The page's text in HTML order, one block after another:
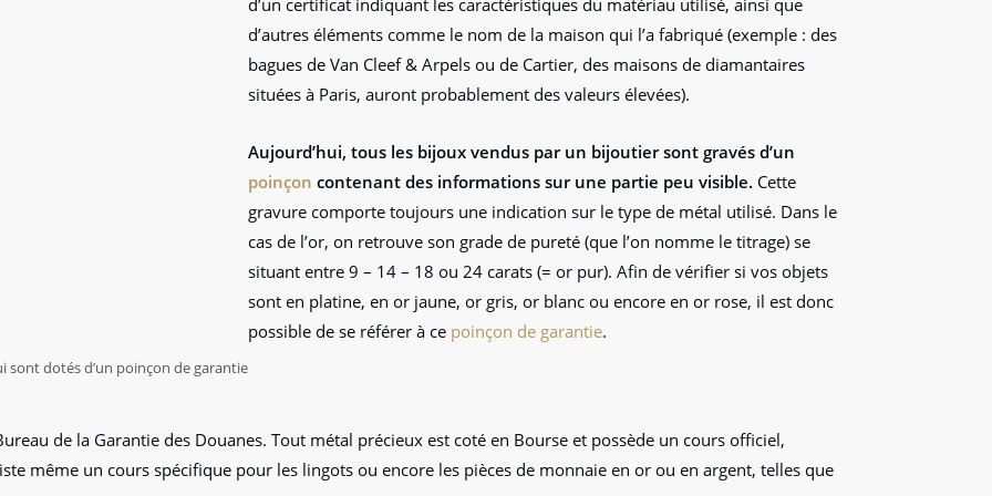
sont dotés d’un poinçon de garantie
d’un certificat indiquant les caractéristiques du matériau utilisé, ainsi que
d’autres éléments comme le nom de la maison qui l’a fabriqué (exemple : des
bagues de Van Cleef & Arpels ou de Cartier, des maisons de diamantaires
situées à Paris, auront probablement des valeurs élevées).
Aujourd’hui, tous les bijoux vendus par un bijoutier sont gravés d’un
poinçon contenant des informations sur une partie peu visible. Cette
gravure comporte toujours une indication sur le type de métal utilisé. Dans le
cas de l’or, on retrouve son grade de pureté (que l’on nomme le titrage) se
situant entre 9 – 14 – 18 ou 24 carats (= or pur). Afin de vérifier si vos objets
sont en platine, en or jaune, or gris, or blanc ou encore en or rose, il est donc
possible de se référer à ce poinçon de garantie.
de la Garantie des Douanes. Tout métal précieux est coté en Bourse et possède un cours officiel,
même un cours spécifique pour les lingots ou encore les pièces de monnaie en or ou en argent, telles que